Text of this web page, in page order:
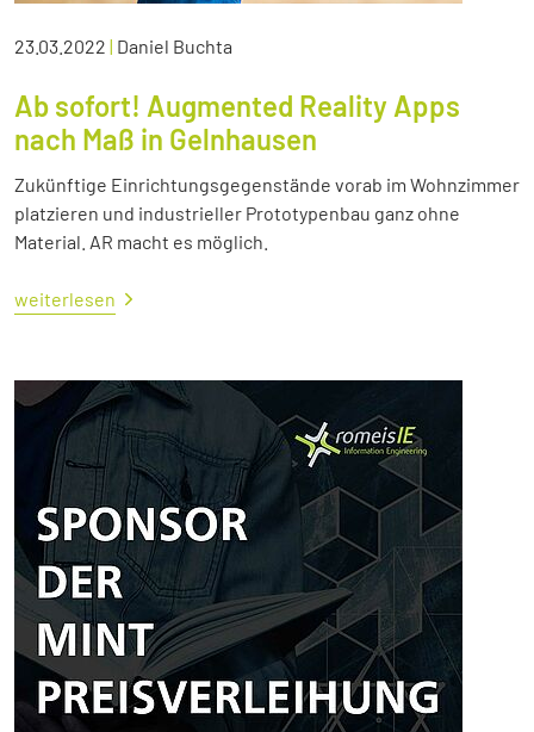
23.03.2022 | Daniel Buchta
Ab sofort! Augmented Reality Apps
nach Maß in Gelnhausen
Zukünftige Einrichtungsgegenstände vorab im Wohnzimmer
platzieren und industrieller Prototypenbau ganz ohne
Material. AR macht es möglich.
weiterlesen